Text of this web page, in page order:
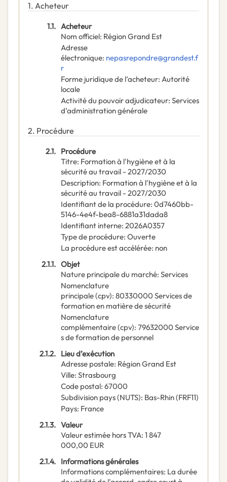
1. Acheteur
1.1. Acheteur
Nom officiel: Région Grand Est
Adresse
électronique: nepasrepondre@grandest.f
r
Forme juridique de l’acheteur: Autorité
locale
Activité du pouvoir adjudicateur: Services
d’administration générale
2. Procédure
2.1. Procédure
Titre: Formation à l'hygiène et à la
sécurité au travail - 2027/2030
Description: Formation à l'hygiène et à la
sécurité au travail - 2027/2030
Identifiant de la procédure: 0d7460bb-
5146-4e4f-bea8-6881a31dada8
Identifiant interne: 2026A0357
Type de procédure: Ouverte
La procédure est accélérée: non
2.1.1. Objet
Nature principale du marché: Services
Nomenclature
principale(cpv): 80330000 Services de
formation en matière de sécurité
Nomenclature
complémentaire(cpv): 79632000 Service
s de formation de personnel
2.1.2. Lieu d’exécution
Adresse postale: Région Grand Est
Ville: Strasbourg
Code postal: 67000
Subdivision pays (NUTS): Bas-Rhin(FRF11)
Pays: France
2.1.3. Valeur
Valeur estimée hors TVA: 1 847
000,00 EUR
2.1.4. Informations générales
Informations complémentaires: La durée